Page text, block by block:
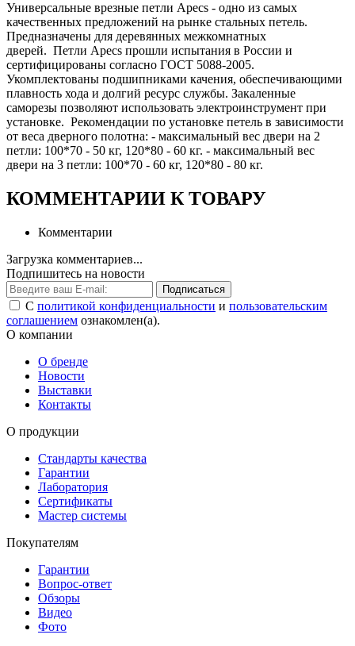
Универсальные врезные петли Apecs - одно из самых
качественных предложений на рынке стальных петель.
Предназначены для деревянных межкомнатных
дверей. Петли Apecs прошли испытания в России и
сертифицированы согласно ГОСТ 5088-2005.
Укомплектованы подшипниками качения, обеспечивающими
плавность хода и долгий ресурс службы. Закаленные
саморезы позволяют использовать электроинструмент при
установке. Рекомендации по установке петель в зависимости
от веса дверного полотна: - максимальный вес двери на 2
петли: 100*70 - 50 кг, 120*80 - 60 кг. - максимальный вес
двери на 3 петли: 100*70 - 60 кг, 120*80 - 80 кг.
КОММЕНТАРИИ К ТОВАРУ
Комментарии
Загрузка комментариев...
Подпишитесь на новости
Подписаться
С политикой конфиденциальности и пользовательским
соглашением ознакомлен(а).
О компании
О бренде
Новости
Выставки
Контакты
О продукции
Стандарты качества
Гарантии
Лаборатория
Сертификаты
Мастер системы
Покупателям
Гарантии
Вопрос-ответ
Обзоры
Видео
Фото